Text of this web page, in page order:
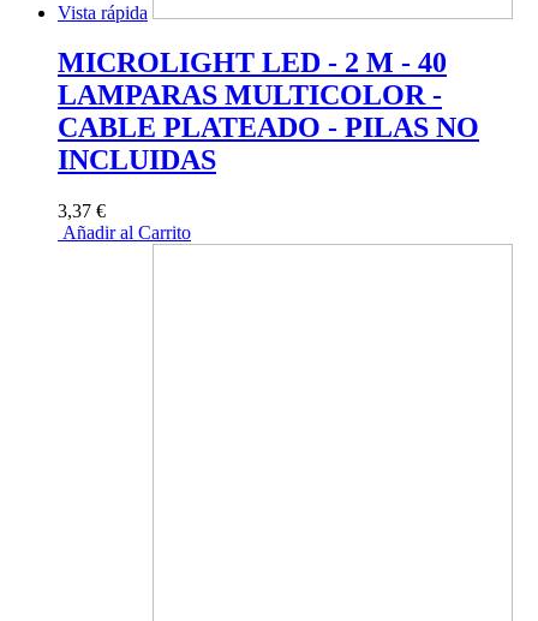
Vista rápida
MICROLIGHT LED - 2 M - 40
LAMPARAS MULTICOLOR -
CABLE PLATEADO - PILAS NO
INCLUIDAS
3,37 €
Añadir al Carrito